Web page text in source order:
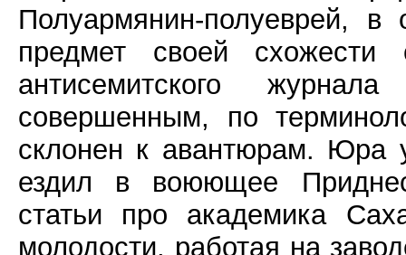
Полуармянин-полуеврей,
предмет своей схожести
антисемитского
совершенным, по
склонен к авантюрам. Юра
ездил в воюющее
статьи про академика
молодости, работая на